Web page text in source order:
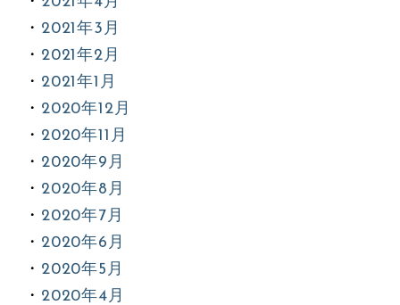
2021年3月
2021年2月
2021年1月
2020年12月
2020年11月
2020年9月
2020年8月
2020年7月
2020年6月
2020年5月
2020年4月